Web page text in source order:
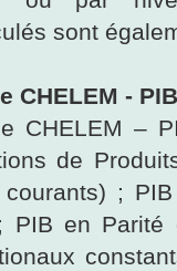
sont
CHELEM -
CHELEM –
de
courants) ;
PIB en Parité